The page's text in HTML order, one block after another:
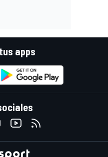
apps